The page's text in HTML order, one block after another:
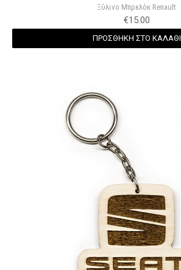
Ξύλινο Μπρελόκ Renault
€15.00
ΠΡΟΣΘΗΚΗ ΣΤΟ ΚΑΛΑΘΙ